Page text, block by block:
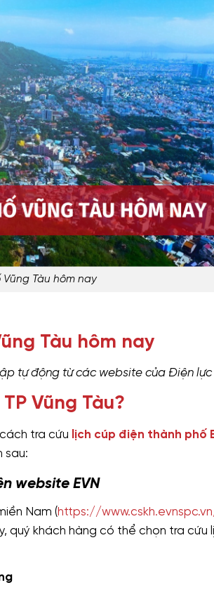
Tàu hôm nay
Tàu hôm nay
tự động từ các website của Điện lực
Vũng Tàu?
tra cứu lịch cúp điện thành phố
sau:
website EVN
Nam (https://
quý khách hàng có thể chọn tra cứu